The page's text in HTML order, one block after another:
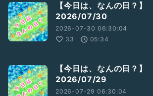
【今日は、なんの日？】
2026/07/30
2026-07-30 06:30:04
33
05:34
【今日は、なんの日？】
2026/07/29
2026-07-29 06:30:04